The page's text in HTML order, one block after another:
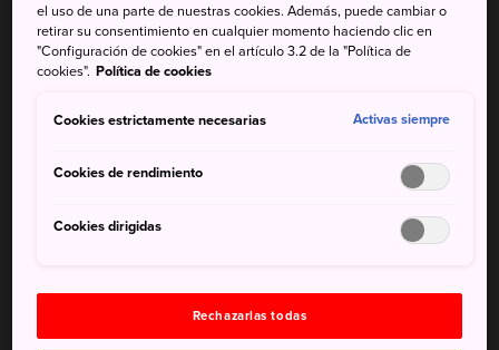
El último sábado de julio de cada año, el cielo que cubre
el río Sumida se ilumina con el espectáculo del festival de
agradable velada con multitud de gente, mucha comida,
No te pierdas
el uso de una parte de nuestras cookies. Además, puede cambiar o
retirar su consentimiento en cualquier momento haciendo clic en
"Configuración de cookies" en el artículo 3.2 de la "Política de
cookies". Política de cookies
Cookies estrictamente necesarias Activas siempre
Cookies de rendimiento
Cookies dirigidas
Rechazarlas todas